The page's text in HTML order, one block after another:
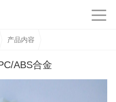
产品内容
ABS合金